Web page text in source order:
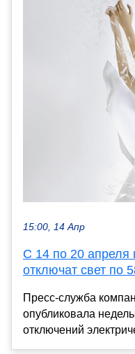
15:00, 14 Апр
С 14 по 20 апреля
отключат свет по
Пресс-служба
опубликовала
отключений